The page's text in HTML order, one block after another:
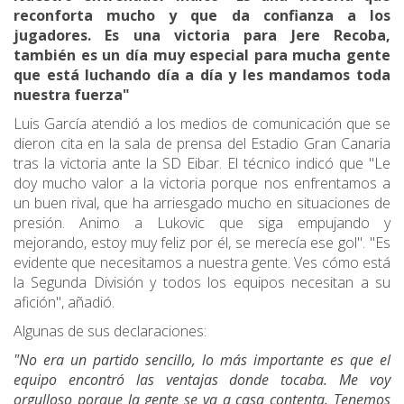
reconforta mucho y que da confianza a los
jugadores. Es una victoria para Jere Recoba,
también es un día muy especial para mucha gente
que está luchando día a día y les mandamos toda
nuestra fuerza"
Luis García atendió a los medios de comunicación que se
dieron cita en la sala de prensa del Estadio Gran Canaria
tras la victoria ante la SD Eibar. El técnico indicó que "Le
doy mucho valor a la victoria porque nos enfrentamos a
un buen rival, que ha arriesgado mucho en situaciones de
presión. Animo a Lukovic que siga empujando y
mejorando, estoy muy feliz por él, se merecía ese gol". "Es
evidente que necesitamos a nuestra gente. Ves cómo está
la Segunda División y todos los equipos necesitan a su
afición", añadió.
Algunas de sus declaraciones:
"No era un partido sencillo, lo más importante es que el
equipo encontró las ventajas donde tocaba. Me voy
orgulloso porque la gente se va a casa contenta. Tenemos